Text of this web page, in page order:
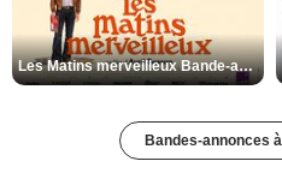
Les Matins merveilleux Bande-annonce VF
Bandes-annonces